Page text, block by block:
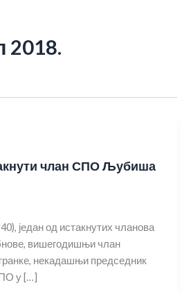
2018.
члан СПО Љубиша
један од истакнутих чланова
вишегодишњи члан
некадашњи председник
у […]